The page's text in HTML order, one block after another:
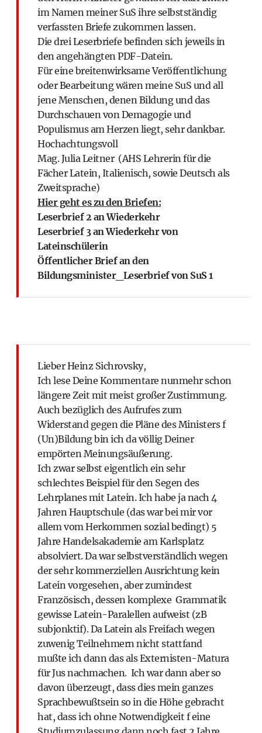
im Namen meiner SuS ihre selbstständig
verfassten Briefe zukommen lassen.
Die drei Leserbriefe befinden sich jeweils in
den angehängten PDF-Datein.
Für eine breitenwirksame Veröffentlichung
oder Bearbeitung wären meine SuS und all
jene Menschen, denen Bildung und das
Durchschauen von Demagogie und
Populismus am Herzen liegt, sehr dankbar.
Hochachtungsvoll
Mag. Julia Leitner (AHS Lehrerin für die
Fächer Latein, Italienisch, sowie Deutsch als
Zweitsprache)
Hier geht es zu den Briefen:
Leserbrief 2 an Wiederkehr
Leserbrief 3 an Wiederkehr von
Lateinschülerin
Öffentlicher Brief an den
Bildungsminister_Leserbrief von SuS 1
Lieber Heinz Sichrovsky,
Ich lese Deine Kommentare nunmehr schon
längere Zeit mit meist großer Zustimmung.
Auch bezüglich des Aufrufes zum
Widerstand gegen die Pläne des Ministers f
(Un)Bildung bin ich da völlig Deiner
empörten Meinungsäußerung.
Ich zwar selbst eigentlich ein sehr
schlechtes Beispiel für den Segen des
Lehrplanes mit Latein. Ich habe ja nach 4
Jahren Hauptschule (das war bei mir vor
allem vom Herkommen sozial bedingt) 5
Jahre Handelsakademie am Karlsplatz
absolviert. Da war selbstverständlich wegen
der sehr kommerziellen Ausrichtung kein
Latein vorgesehen, aber zumindest
Französisch, dessen komplexe Grammatik
gewisse Latein-Paralellen aufweist (zB
subjonktif). Da Latein als Freifach wegen
zuwenig Teilnehmern nicht stattfand
mußte ich dann das als Externisten-Matura
für Jus nachmachen. Ich war dann aber so
davon überzeugt, dass dies mein ganzes
Sprachbewußtsein so in die Höhe gebracht
hat, dass ich ohne Notwendigkeit f eine